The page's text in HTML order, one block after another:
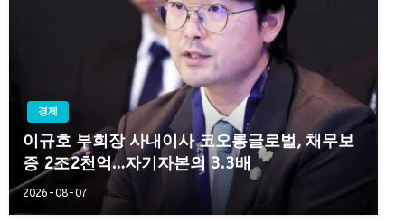
경제
이규호 부회장 사내이사 코오롱글로벌, 채무보
증 2조2천억…자기자본의 3.3배
2026-08-07